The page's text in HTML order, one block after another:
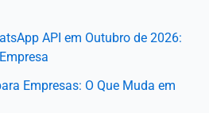
API em Outubro de 2026:
Empresas: O Que Muda em